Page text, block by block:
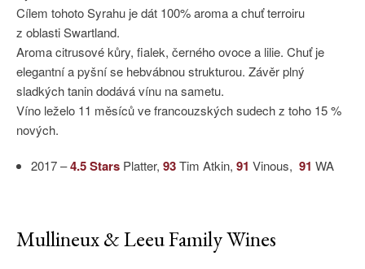
Cílem tohoto Syrahu je dát 100% aroma a chuť terroiru
z oblasti Swartland.
Aroma citrusové kůry, fialek, černého ovoce a lilie. Chuť je
elegantní a pyšní se hebvábnou strukturou. Závěr plný
sladkých tanin dodává vínu na sametu.
Víno leželo 11 měsíců ve francouzských sudech z toho 15 %
nových.
2017 –4.5 Stars Platter, 93Tim Atkin, 91 Vinous, 91 WA
Mullineux & Leeu Family Wines